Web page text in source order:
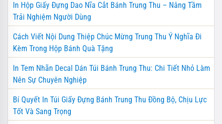
In Hộp Giấy Đựng Dao Nĩa Cắt Bánh Trung Thu – Nâng Tầm
Trải Nghiệm Người Dùng
Cách Viết Nội Dung Thiệp Chúc Mừng Trung Thu Ý Nghĩa Đi
Kèm Trong Hộp Bánh Quà Tặng
In Tem Nhãn Decal Dán Túi Bánh Trung Thu: Chi Tiết Nhỏ Làm
Nên Sự Chuyên Nghiệp
Bí Quyết In Túi Giấy Đựng Bánh Trung Thu Đồng Bộ, Chịu Lực
Tốt Và Sang Trọng